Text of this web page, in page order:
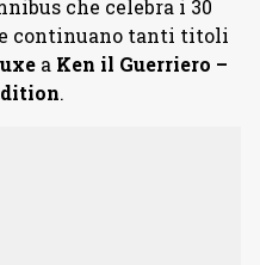
che celebra i 30
e continuano tanti titoli
a Ken il Guerriero –
.